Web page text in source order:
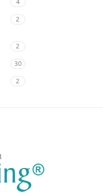
4
2
2
30
2